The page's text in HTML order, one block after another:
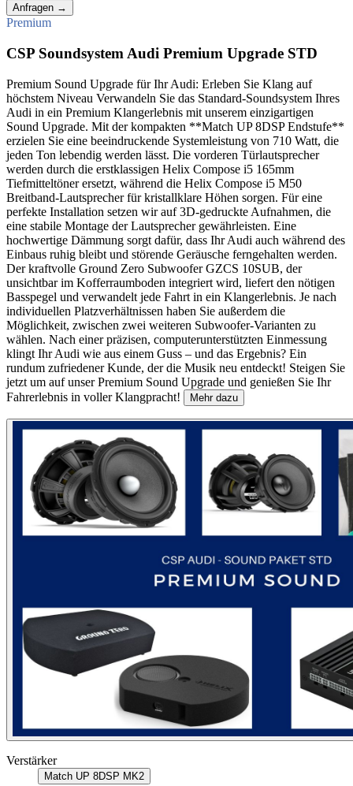
Anfragen →
Premium
CSP Soundsystem Audi Premium Upgrade STD
Premium Sound Upgrade für Ihr Audi: Erleben Sie Klang auf
höchstem Niveau Verwandeln Sie das Standard-Soundsystem Ihres
Audi in ein Premium Klangerlebnis mit unserem einzigartigen
Sound Upgrade. Mit der kompakten **Match UP 8DSP Endstufe**
erzielen Sie eine beeindruckende Systemleistung von 710 Watt, die
jeden Ton lebendig werden lässt. Die vorderen Türlautsprecher
werden durch die erstklassigen Helix Compose i5 165mm
Tiefmitteltöner ersetzt, während die Helix Compose i5 M50
Breitband-Lautsprecher für kristallklare Höhen sorgen. Für eine
perfekte Installation setzen wir auf 3D-gedruckte Aufnahmen, die
eine stabile Montage der Lautsprecher gewährleisten. Eine
hochwertige Dämmung sorgt dafür, dass Ihr Audi auch während des
Einbaus ruhig bleibt und störende Geräusche ferngehalten werden.
Der kraftvolle Ground Zero Subwoofer GZCS 10SUB, der
unsichtbar im Kofferraumboden integriert wird, liefert den nötigen
Basspegel und verwandelt jede Fahrt in ein Klangerlebnis. Je nach
individuellen Platzverhältnissen haben Sie außerdem die
Möglichkeit, zwischen zwei weiteren Subwoofer-Varianten zu
wählen. Nach einer präzisen, computerunterstützten Einmessung
klingt Ihr Audi wie aus einem Guss – und das Ergebnis? Ein
rundum zufriedener Kunde, der die Musik neu entdeckt! Steigen Sie
jetzt um auf unser Premium Sound Upgrade und genießen Sie Ihr
Fahrerlebnis in voller Klangpracht!
Mehr dazu
Verstärker
Match UP 8DSP MK2